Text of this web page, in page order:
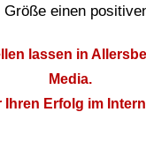
einen
lassen in
Media.
Ihren Erfolg im